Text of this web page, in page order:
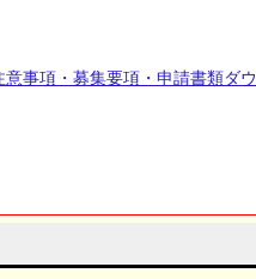
事項・募集要項・申請書類ダウ